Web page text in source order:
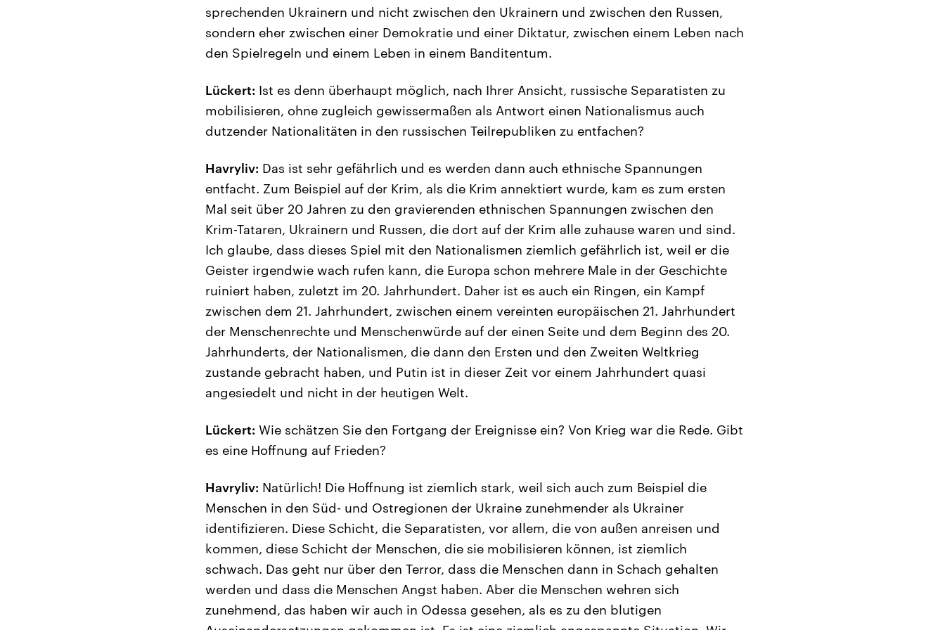
sprechenden Ukrainern und nicht zwischen den Ukrainern und zwischen den Russen,
sondern eher zwischen einer Demokratie und einer Diktatur, zwischen einem Leben nach
den Spielregeln und einem Leben in einem Banditentum.
Lückert: Ist es denn überhaupt möglich, nach Ihrer Ansicht, russische Separatisten zu
mobilisieren, ohne zugleich gewissermaßen als Antwort einen Nationalismus auch
dutzender Nationalitäten in den russischen Teilrepubliken zu entfachen?
Havryliv: Das ist sehr gefährlich und es werden dann auch ethnische Spannungen
entfacht. Zum Beispiel auf der Krim, als die Krim annektiert wurde, kam es zum ersten
Mal seit über 20 Jahren zu den gravierenden ethnischen Spannungen zwischen den
Krim-Tataren, Ukrainern und Russen, die dort auf der Krim alle zuhause waren und sind.
Ich glaube, dass dieses Spiel mit den Nationalismen ziemlich gefährlich ist, weil er die
Geister irgendwie wach rufen kann, die Europa schon mehrere Male in der Geschichte
ruiniert haben, zuletzt im 20. Jahrhundert. Daher ist es auch ein Ringen, ein Kampf
zwischen dem 21. Jahrhundert, zwischen einem vereinten europäischen 21. Jahrhundert
der Menschenrechte und Menschenwürde auf der einen Seite und dem Beginn des 20.
Jahrhunderts, der Nationalismen, die dann den Ersten und den Zweiten Weltkrieg
zustande gebracht haben, und Putin ist in dieser Zeit vor einem Jahrhundert quasi
angesiedelt und nicht in der heutigen Welt.
Lückert: Wie schätzen Sie den Fortgang der Ereignisse ein? Von Krieg war die Rede. Gibt
es eine Hoffnung auf Frieden?
Havryliv: Natürlich! Die Hoffnung ist ziemlich stark, weil sich auch zum Beispiel die
Menschen in den Süd- und Ostregionen der Ukraine zunehmender als Ukrainer
identifizieren. Diese Schicht, die Separatisten, vor allem, die von außen anreisen und
kommen, diese Schicht der Menschen, die sie mobilisieren können, ist ziemlich
schwach. Das geht nur über den Terror, dass die Menschen dann in Schach gehalten
werden und dass die Menschen Angst haben. Aber die Menschen wehren sich
zunehmend, das haben wir auch in Odessa gesehen, als es zu den blutigen